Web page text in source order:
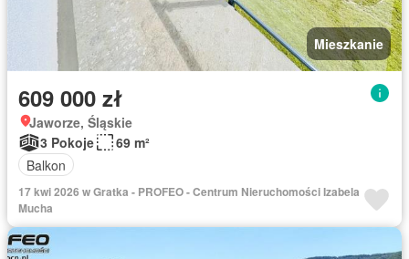
Mieszkanie
609 000 zł
Jaworze, Śląskie
3 Pokoje
69 m²
Balkon
17 kwi 2026 w Gratka - PROFEO - Centrum Nieruchomości Izabela
Mucha